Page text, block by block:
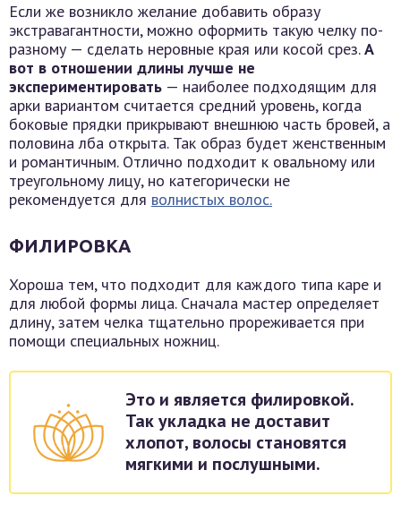
Если же возникло желание добавить образу
экстравагантности, можно оформить такую челку по-
разному — сделать неровные края или косой срез.А
вот в отношении длины лучше не
экспериментировать — наиболее подходящим для
арки вариантом считается средний уровень, когда
боковые прядки прикрывают внешнюю часть бровей, а
половина лба открыта. Так образ будет женственным
и романтичным. Отлично подходит к овальному или
треугольному лицу, но категорически не
рекомендуется для волнистых волос.
ФИЛИРОВКА
Хороша тем, что подходит для каждого типа каре и
для любой формы лица. Сначала мастер определяет
длину, затем челка тщательно прореживается при
помощи специальных ножниц.
Это и является филировкой.
Так укладка не доставит
хлопот, волосы становятся
мягкими и послушными.